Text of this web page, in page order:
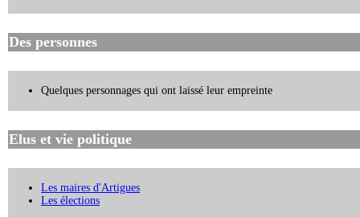
Des personnes
Quelques personnages qui ont laissé leur empreinte
Elus et vie politique
Les maires d'Artigues
Les élections